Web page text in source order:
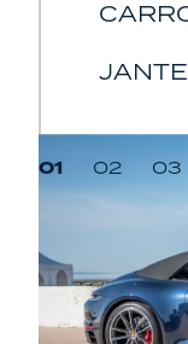
01 02 03